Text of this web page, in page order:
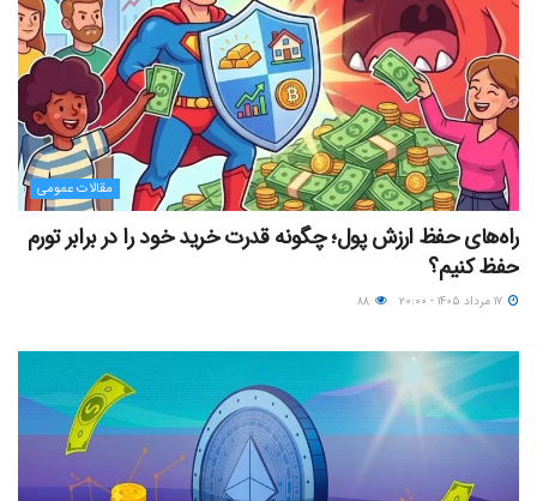
مقالات عمومی
راه‌های حفظ ارزش پول؛ چگونه قدرت خرید خود را در برابر تورم
حفظ کنیم؟